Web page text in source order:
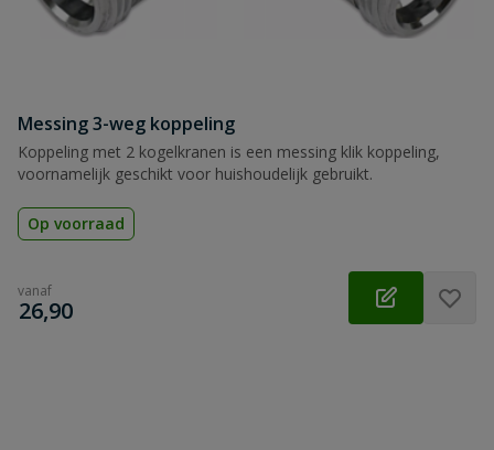
Messing 3-weg koppeling
Koppeling met 2 kogelkranen is een messing klik koppeling,
voornamelijk geschikt voor huishoudelijk gebruikt.
Op voorraad
vanaf
€
26,90